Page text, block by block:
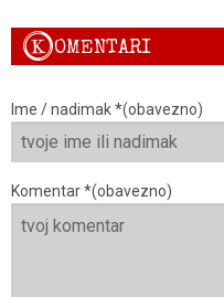
KOMENTARI
Ime / nadimak *(obavezno)
Komentar *(obavezno)